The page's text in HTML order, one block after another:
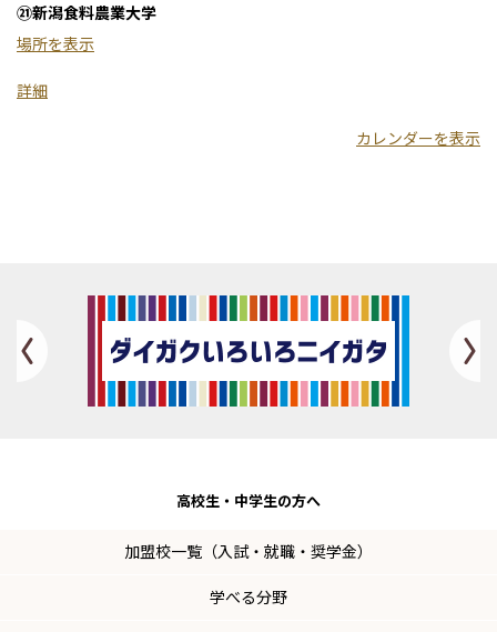
料
農
業
㉑新潟食料農業大学
場所を表示
詳細
カレンダーを表示
Previous
高校生・ 中学生の方へ
加盟校一覧（入試・就職・奨学金）
学べる分野